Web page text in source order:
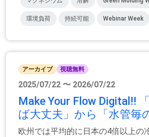
環境負荷 持続可能 Webinar Week
アーカイブ 視聴無料
2025/07/22 〜 2026/07/22
Make Your Flow Digital!!
ば大丈夫」から「水管毎
欧州では平均的に日本の4倍以上の